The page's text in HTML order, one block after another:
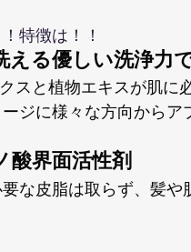
特徴は！！
る優しい洗浄力
スと植物エキスが肌に
ジに様々な方向からア
酸界面活性剤
な皮脂は取らず、髪